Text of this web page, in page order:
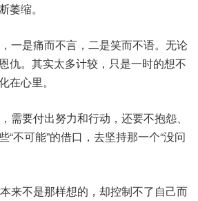
萎缩。
一是痛而不言，二是笑而不语。无论
仇。其实太多计较，只是一时的想不
在心里。
需要付出努力和行动，还要不抱怨、
“不可能”的借口，去坚持那一个“没问
来不是那样想的，却控制不了自己而